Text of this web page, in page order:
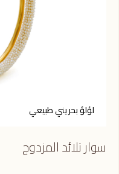
لؤلؤ بحريني طبيعي
سوار تلائد المزدوج